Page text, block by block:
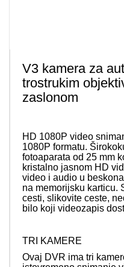
V3 kamera za
trostrukim
zaslonom
HD 1080P video
1080P formatu.
fotoaparata od 25 mm
kristalno jasnom HD
video i audio u
na memorijsku karticu.
cesti, slikovite ceste,
bilo koji videozapis
TRI KAMERE
Ovaj DVR ima tri